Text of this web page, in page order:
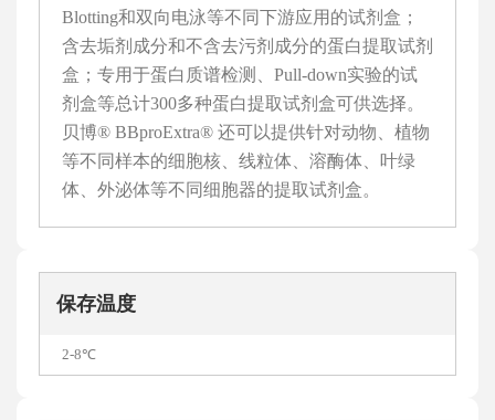
Blotting和双向电泳等不同下游应用的试剂盒；
含去垢剂成分和不含去污剂成分的蛋白提取试剂
盒；专用于蛋白质谱检测、Pull-down实验的试
剂盒等总计300多种蛋白提取试剂盒可供选择。
贝博® BBproExtra® 还可以提供针对动物、植物
等不同样本的细胞核、线粒体、溶酶体、叶绿
体、外泌体等不同细胞器的提取试剂盒。
保存温度
2-8℃